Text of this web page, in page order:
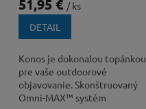
51,95 € / ks
DETAIL
Konos je dokonalou topánkou
pre vaše outdoorové
objavovanie. Skonštruovaný
Omni-MAX™ systém